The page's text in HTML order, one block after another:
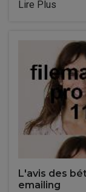
Lire Plus
L'avis des
emailing